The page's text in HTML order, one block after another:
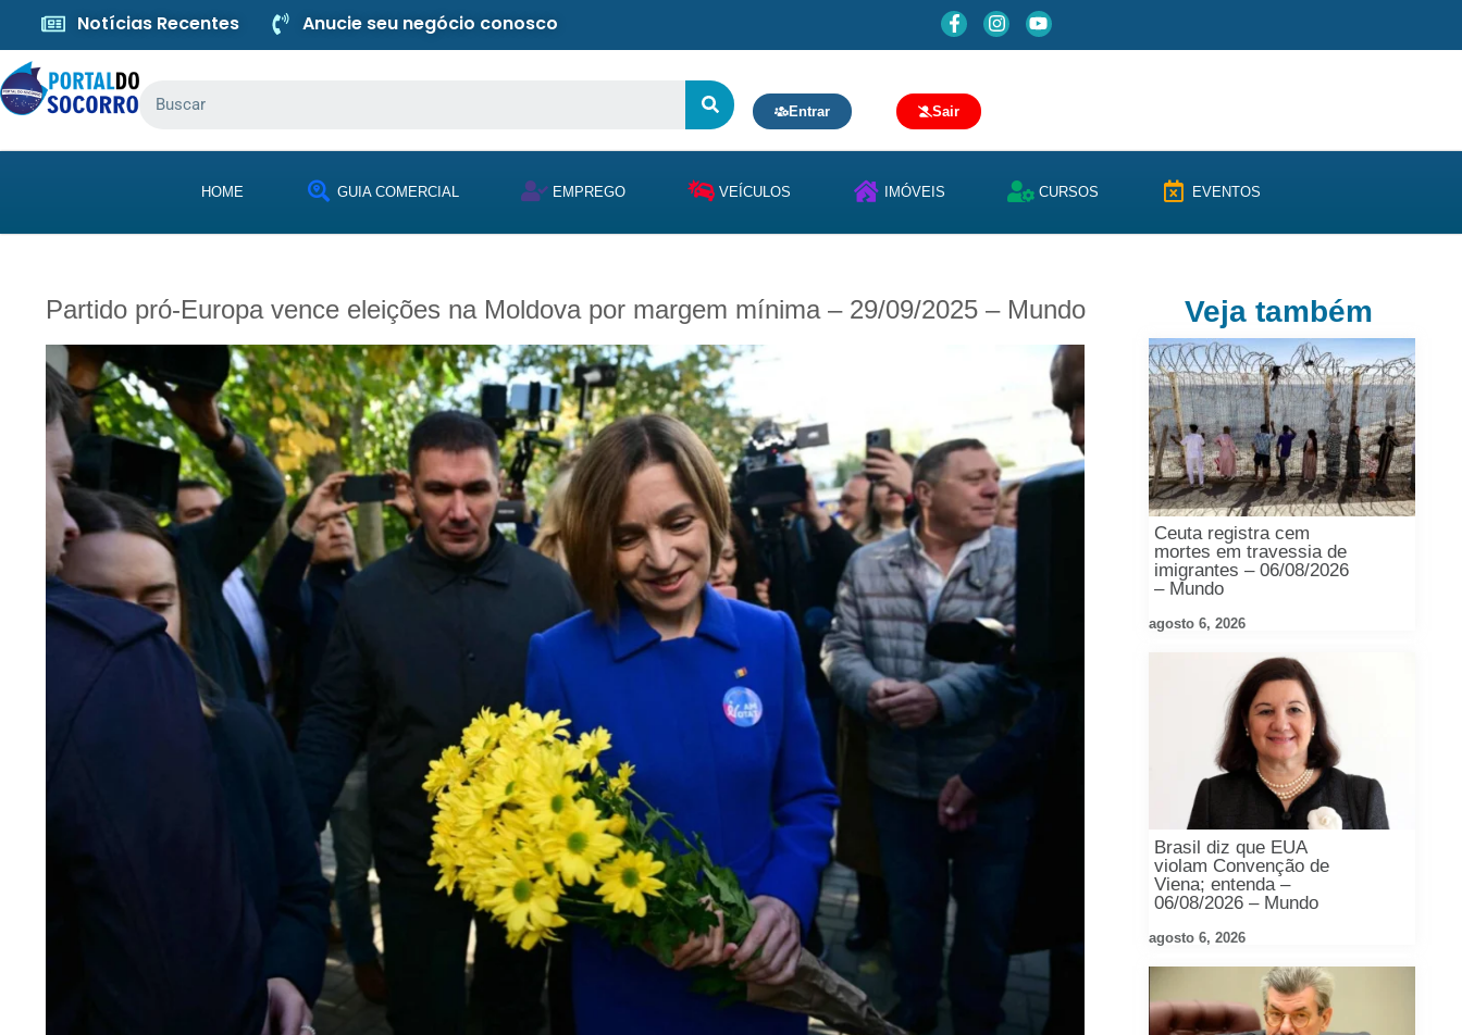
Notícias Recentes Anucie seu negócio conosco
Entrar Sair
HOME GUIA COMERCIAL EMPREGO VEÍCULOS IMÓVEIS CURSOS EVENTOS
Partido pró-Europa vence eleições na Moldova por margem mínima – 29/09/2025 – Mundo Veja também
Ceuta registra cem
mortes em travessia de
imigrantes – 06/08/2026
– Mundo
agosto 6, 2026
Brasil diz que EUA
violam Convenção de
Viena; entenda –
06/08/2026 – Mundo
agosto 6, 2026